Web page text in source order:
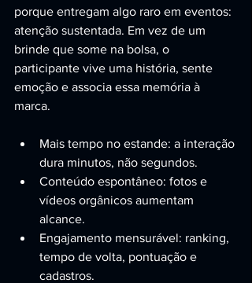
porque entregam algo raro em eventos:
atenção sustentada. Em vez de um
brinde que some na bolsa, o
participante vive uma história, sente
emoção e associa essa memória à
marca.
Mais tempo no estande: a interação
dura minutos, não segundos.
Conteúdo espontâneo: fotos e
vídeos orgânicos aumentam
alcance.
Engajamento mensurável: ranking,
tempo de volta, pontuação e
cadastros.